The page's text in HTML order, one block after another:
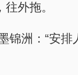
外拖。
锦洲：“安排